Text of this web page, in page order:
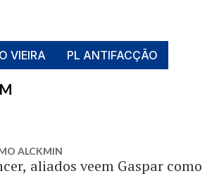
VIEIRA PL ANTIFACÇÃO
ALCKMIN
aliados veem Gaspar como